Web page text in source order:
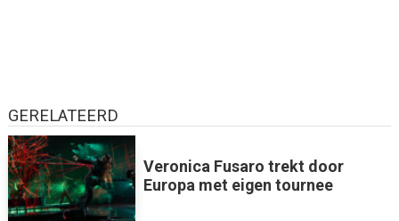
GERELATEERD
Veronica Fusaro trekt door
Europa met eigen tournee